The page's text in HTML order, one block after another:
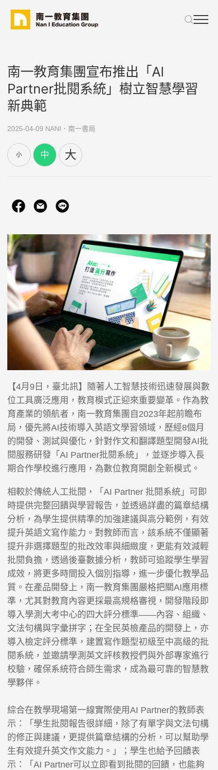
南一教育集團宣布推出「AI
Partner批閱系統」樹立智慧學習
新典範
2025-04-09 NANI．南一書局
小 中 大
【4月9日，臺北訊】隨著人工智慧技術迅速發展與數
位工具廣泛應用，教育模式正迎來重要變革。作為教
育產業的領航者，南一教育集團自2023年起前瞻布
局，優先將AI技術導入英語文學習領域，歷經8個月
的開發、測試與優化，針對作文和翻譯題型開發AI批
閱服務研發「AI Partner批閱系統」，並逐步導入長
期合作學校進行應用，為數位教育開創全新模式。
相較於傳統人工批閱，「AI Partner 批閱系統」可即
時提供完整回饋與學習報告，並透過詳盡的篇章結構
分析，為學生提供精準的加強建議與高分範例，有效
提升英語文寫作能力。對教師而言，該系統不僅顯著
提升非選擇題型的批改效率與細緻度，更能有效減輕
批閱負擔，透過後臺數據分析，教師可追蹤學生學習
成效，將更多時間投入個別指導，進一步優化教學品
質。在產品開發上，南一教育集團嚴格把關AI應用標
準，尤其對教育內容更採最高規格審視，開發階段即
導入學測大考中心的四大評分標準——內容、組織、
文法句構與字彙拼字；在全民英檢產品的開發上，亦
導入檢定評分標準，建置寫作題型初級至中高級的批
閱系統，並邀請學測英文評核教授們與外部專家進行
校驗，確保系統符合師生需求，成為最可靠的智慧教
學夥伴。
綜合在教學現場第一線實際使用AI Partner的教師表
示：「學生批閱報告很詳細，除了有單字與文法句構
的修正與建議，更提供篇章結構的分析，可以幫助學
生有效提升英文作文能力。」；學生也給予回饋表
示：「AI Partner可以立即看到批閱的回饋，也能夠